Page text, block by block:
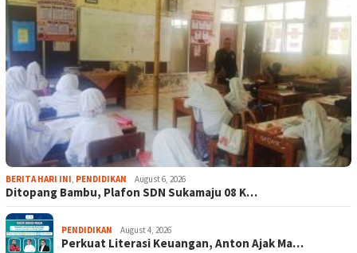
BERITA HARI INI PENDIDIKAN August 6, 2026
Ditopang Bambu, Plafon SDN Sukamaju 08 K…
PENDIDIKAN August 4, 2026
Perkuat Literasi Keuangan, Anton Ajak Ma…